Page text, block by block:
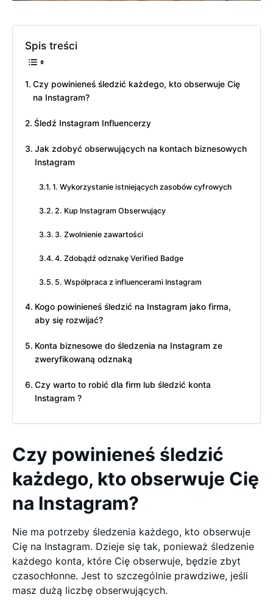
Spis treści
Czy powinieneś śledzić każdego, kto obserwuje Cię
na Instagram?
Śledź Instagram Influencerzy
Jak zdobyć obserwujących na kontach biznesowych
Instagram
1. Wykorzystanie istniejących zasobów cyfrowych
2. Kup Instagram Obserwujący
3. Zwolnienie zawartości
4. Zdobądź odznakę Verified Badge
5. Współpraca z influencerami Instagram
Kogo powinieneś śledzić na Instagram jako firma,
aby się rozwijać?
Konta biznesowe do śledzenia na Instagram ze
zweryfikowaną odznaką
Czy warto to robić dla firm lub śledzić konta
Instagram ?
Czy powinieneś śledzić
każdego, kto obserwuje Cię
na Instagram?
Nie ma potrzeby śledzenia każdego, kto obserwuje
Cię na Instagram. Dzieje się tak, ponieważ śledzenie
każdego konta, które Cię obserwuje, będzie zbyt
czasochłonne. Jest to szczególnie prawdziwe, jeśli
masz dużą liczbę obserwujących.